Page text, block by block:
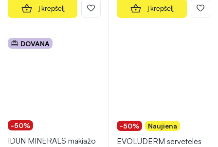
Į krepšelį Į krepšelį
DOVANA
-50%
IDUN MINERALS makiažo
-50% Naujiena
EVOLUDERM servetėlės